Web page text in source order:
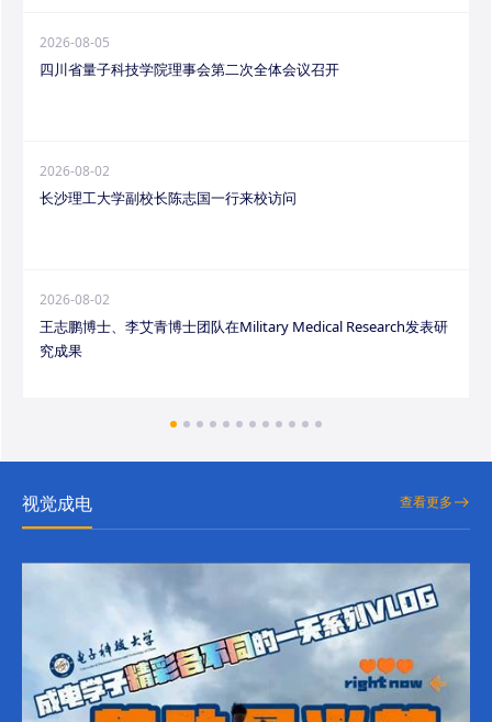
2026-08-05
四川省量子科技学院理事会第二次全体会议召开
2026-08-02
长沙理工大学副校长陈志国一行来校访问
2026-08-02
王志鹏博士、李艾青博士团队在Military Medical Research发表研
究成果
视觉成电 查看更多